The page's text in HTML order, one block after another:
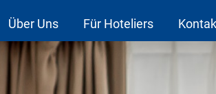
Über Uns Für Hoteliers